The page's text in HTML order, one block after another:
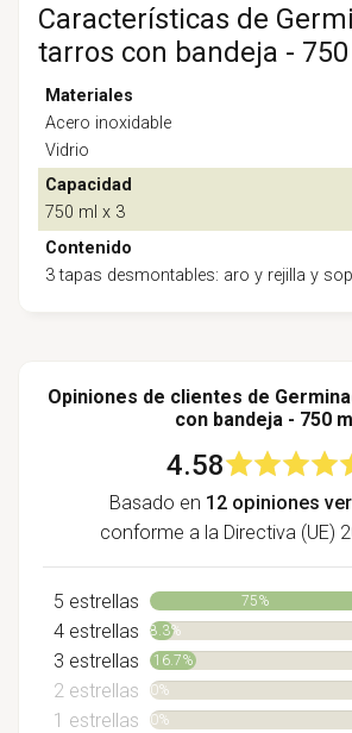
Características de
tarros con bandeja -
Materiales
Acero inoxidable
Vidrio
Capacidad
750 ml x 3
Contenido
3 tapas desmontables: aro y rejilla y
Opiniones de clientes de
con bandeja - 750
4.58
Basado en 12 opiniones
conforme a la Directiva (UE)
5 estrellas 75%
4 estrellas 8.3%
3 estrellas 16.7%
2 estrellas 0%
1 estrellas 0%